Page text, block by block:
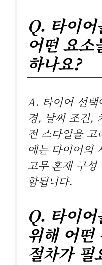
Q. 타이
어떤 요소
하나요?
A. 타이어 선택
경, 날씨 조건,
전 스타일을 고
에는 타이어의
고무 혼재 구성
함됩니다.
Q. 타이어
위해 어떤
절차가 필